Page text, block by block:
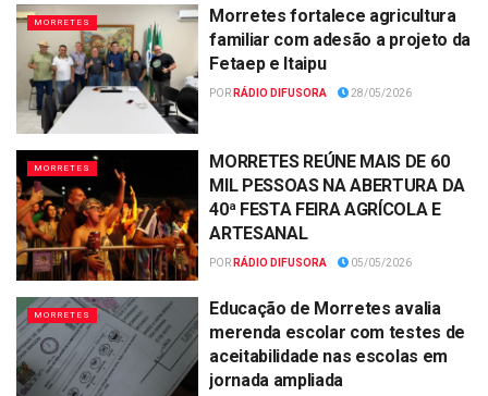
MORRETES
Morretes fortalece agricultura
familiar com adesão a projeto da
Fetaep e Itaipu
POR RÁDIO DIFUSORA 28/05/2026
MORRETES
MORRETES REÚNE MAIS DE 60
MIL PESSOAS NA ABERTURA DA
40ª FESTA FEIRA AGRÍCOLA E
ARTESANAL
POR RÁDIO DIFUSORA 05/05/2026
MORRETES
Educação de Morretes avalia
merenda escolar com testes de
aceitabilidade nas escolas em
jornada ampliada